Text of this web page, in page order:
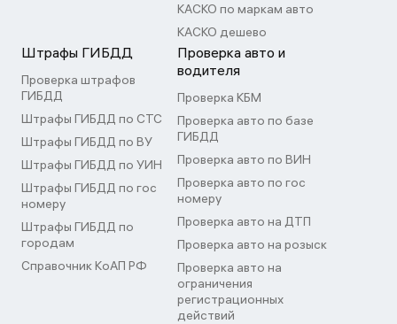
КАСКО по маркам авто
КАСКО дешево
Штрафы ГИБДД
Проверка штрафов
ГИБДД
Штрафы ГИБДД по СТС
Штрафы ГИБДД по ВУ
Штрафы ГИБДД по УИН
Штрафы ГИБДД по гос
номеру
Штрафы ГИБДД по
городам
Справочник КоАП РФ
Проверка авто и
водителя
Проверка КБМ
Проверка авто по базе
ГИБДД
Проверка авто по ВИН
Проверка авто по гос
номеру
Проверка авто на ДТП
Проверка авто на розыск
Проверка авто на
ограничения
регистрационных
действий